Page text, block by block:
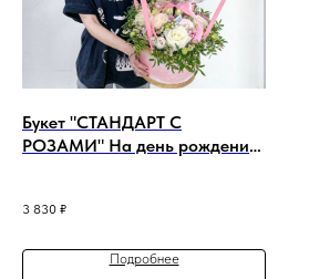
Букет "СТАНДАРТ С
РОЗАМИ" На день рождение
3 830 ₽
Подробнее